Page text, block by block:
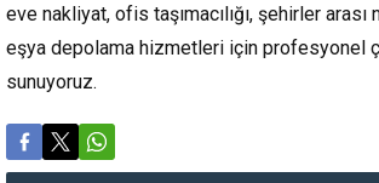
eve nakliyat, ofis taşımacılığı, şehirler
eşya depolama hizmetleri için profesyonel
sunuyoruz.